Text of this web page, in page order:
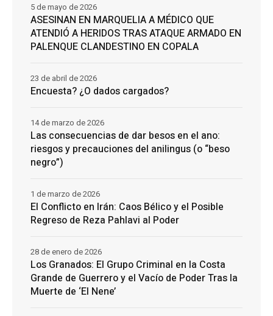
ASESINAN EN MARQUELIA A MÉDICO QUE
ATENDIÓ A HERIDOS TRAS ATAQUE ARMADO EN
PALENQUE CLANDESTINO EN COPALA
5 de mayo de 2026
Encuesta? ¿O dados cargados?
23 de abril de 2026
Las consecuencias de dar besos en el ano:
riesgos y precauciones del anilingus (o “beso
negro”)
14 de marzo de 2026
El Conflicto en Irán: Caos Bélico y el Posible
Regreso de Reza Pahlavi al Poder
1 de marzo de 2026
Los Granados: El Grupo Criminal en la Costa
Grande de Guerrero y el Vacío de Poder Tras la
Muerte de ‘El Nene’
28 de enero de 2026